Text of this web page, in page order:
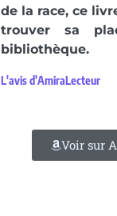
de la race, ce
trouver sa
bibliothèque.
L'avis d'AmiraLecteur
Voir sur